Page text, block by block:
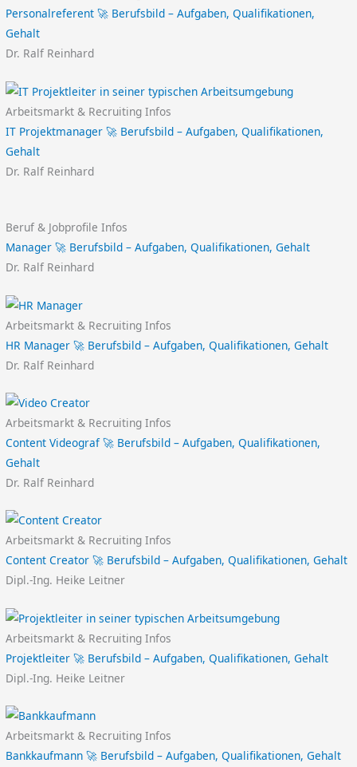
Personalreferent 🚀 Berufsbild – Aufgaben, Qualifikationen,
Gehalt
Dr. Ralf Reinhard
Arbeitsmarkt & Recruiting Infos
IT Projektmanager 🚀 Berufsbild – Aufgaben, Qualifikationen,
Gehalt
Dr. Ralf Reinhard
Beruf & Jobprofile Infos
Manager 🚀 Berufsbild – Aufgaben, Qualifikationen, Gehalt
Dr. Ralf Reinhard
Arbeitsmarkt & Recruiting Infos
HR Manager 🚀 Berufsbild – Aufgaben, Qualifikationen, Gehalt
Dr. Ralf Reinhard
Arbeitsmarkt & Recruiting Infos
Content Videograf 🚀 Berufsbild – Aufgaben, Qualifikationen,
Gehalt
Dr. Ralf Reinhard
Arbeitsmarkt & Recruiting Infos
Content Creator 🚀 Berufsbild – Aufgaben, Qualifikationen, Gehalt
Dipl.-Ing. Heike Leitner
Arbeitsmarkt & Recruiting Infos
Projektleiter 🚀 Berufsbild – Aufgaben, Qualifikationen, Gehalt
Dipl.-Ing. Heike Leitner
Arbeitsmarkt & Recruiting Infos
Bankkaufmann 🚀 Berufsbild – Aufgaben, Qualifikationen, Gehalt